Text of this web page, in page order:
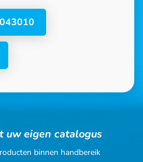
uw eigen catalogus
binnen handbereik